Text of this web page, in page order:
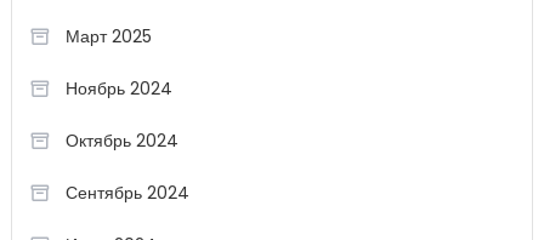
Март 2025
Ноябрь 2024
Октябрь 2024
Сентябрь 2024